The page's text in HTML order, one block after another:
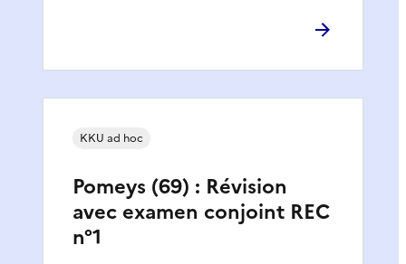
Pomeys (69) : Révision
avec examen conjoint REC
n°1
KKU ad hoc